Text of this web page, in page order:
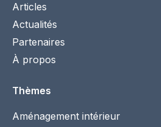
Articles
Actualités
Partenaires
À propos
Thèmes
Aménagement intérieur